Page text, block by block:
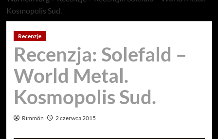
Kosmopolis Sud.
Recenzje
Recenzja: Solefald –
World Metal.
Kosmopolis Sud.
Rimmön 2 czerwca 2015